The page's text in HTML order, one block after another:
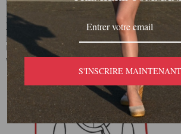
Remarque : Les mesures des tableaux de
varier en fonction des produits ou des
S'INSCRIRE MAINTENANT